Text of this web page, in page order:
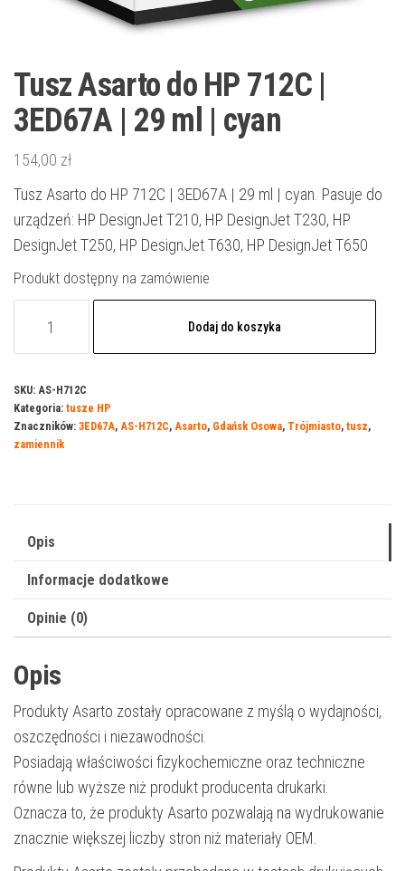
Tusz Asarto do HP 712C |
3ED67A | 29 ml | cyan
154,00 zł
Tusz Asarto do HP 712C | 3ED67A | 29 ml | cyan. Pasuje do
urządzeń: HP DesignJet T210, HP DesignJet T230, HP
DesignJet T250, HP DesignJet T630, HP DesignJet T650
Produkt dostępny na zamówienie
do
HP
712C
29
cyan
Dodaj do koszyka
SKU: AS-H712C
Kategoria: tusze HP
Znaczników: 3ED67A, AS-H712C, Asarto, Gdańsk Osowa, Trójmiasto, tusz,
zamiennik
Opis
Informacje dodatkowe
Opinie (0)
Opis
Produkty Asarto zostały opracowane z myślą o wydajności,
oszczędności i niezawodności.
Posiadają właściwości fizykochemiczne oraz techniczne
równe lub wyższe niż produkt producenta drukarki.
Oznacza to, że produkty Asarto pozwalają na wydrukowanie
znacznie większej liczby stron niż materiały OEM.